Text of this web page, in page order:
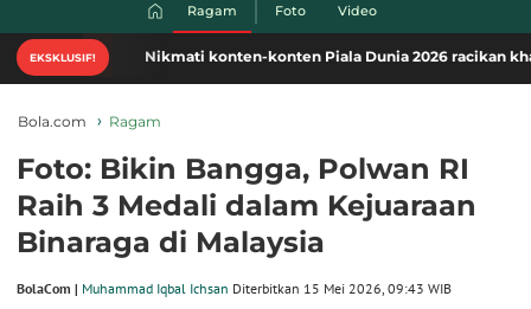
Ragam Foto Video
EKSKLUSIF!Nikmati konten-konten Piala Dunia 2026 racikan khas
Bola.com Ragam
Foto: Bikin Bangga, Polwan RI
Raih 3 Medali dalam Kejuaraan
Binaraga di Malaysia
BolaCom | Muhammad Iqbal Ichsan Diterbitkan 15 Mei 2026, 09:43 WIB